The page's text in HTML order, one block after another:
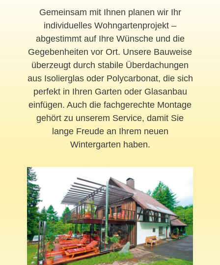
Gemeinsam mit Ihnen planen wir Ihr
individuelles Wohngartenprojekt –
abgestimmt auf Ihre Wünsche und die
Gegebenheiten vor Ort. Unsere Bauweise
überzeugt durch stabile Überdachungen
aus Isolierglas oder Polycarbonat, die sich
perfekt in Ihren Garten oder Glasanbau
einfügen. Auch die fachgerechte Montage
gehört zu unserem Service, damit Sie
lange Freude an Ihrem neuen
Wintergarten haben.